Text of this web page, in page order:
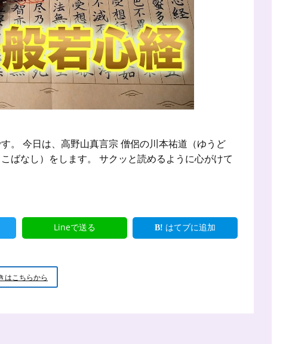
。 今日は、高野山真言宗 僧侶の川本祐道（ゆうど
ばなし）をします。 サクッと読めるように心がけて
Lineで送る はてブに追加
はこちらから
米